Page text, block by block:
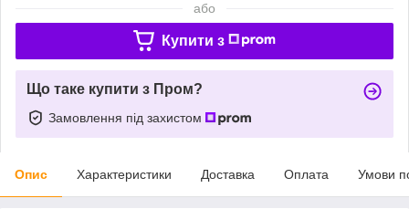
або
Купити з
Що таке купити з Пром?
Замовлення під захистом
Опис Характеристики Доставка Оплата Умови